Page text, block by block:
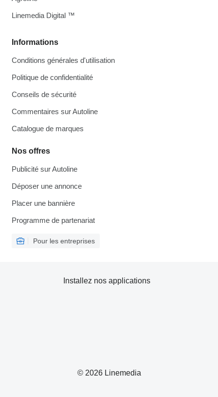
Informations
Conditions générales d'utilisation
Politique de confidentialité
Conseils de sécurité
Commentaires sur Autoline
Catalogue de marques
Nos offres
Publicité sur Autoline
Déposer une annonce
Placer une bannière
Programme de partenariat
Pour les entreprises
Linemedia Digital ™
© 2026 Linemedia
Installez nos applications